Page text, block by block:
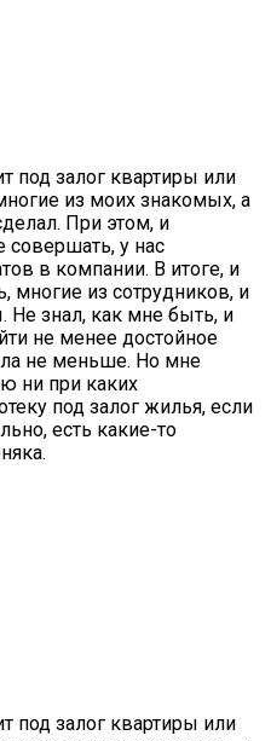
под залог квартиры или
из моих знакомых, а
При этом, и
у нас
в компании. В итоге, и
многие из сотрудников, и
Не знал, как мне быть, и
не менее достойное
не меньше. Но мне
ни при каких
под залог жилья, если
есть какие-то
под залог квартиры или